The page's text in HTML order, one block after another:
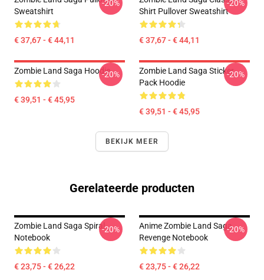
Sweatshirt
€ 37,67 - € 44,11
-20%
Shirt Pullover Sweatshirt
€ 37,67 - € 44,11
-20%
Zombie Land Saga Hoodie
€ 39,51 - € 45,95
-20%
Zombie Land Saga Sticker
Pack Hoodie
€ 39,51 - € 45,95
-20%
BEKIJK MEER
Gerelateerde producten
Zombie Land Saga Spiral
Notebook
€ 23,75 - € 26,22
-20%
Anime Zombie Land Saga
Revenge Notebook
€ 23,75 - € 26,22
-20%